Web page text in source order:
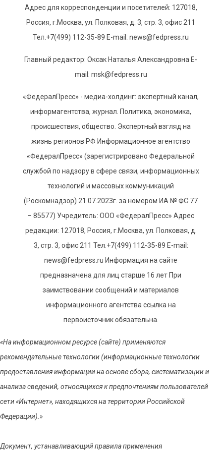
Адрес для корреспонденции и посетителей: 127018,
Россия, г.Москва, ул. Полковая, д. 3, стр. 3, офис 211
Тел.+7(499) 112-35-89 E-mail: news@fedpress.ru
Главный редактор: Оксак Наталья Александровна E-
mail: msk@fedpress.ru
«ФедералПресс» - медиа-холдинг: экспертный канал,
информагентства, журнал. Политика, экономика,
происшествия, общество. Экспертный взгляд на
жизнь регионов РФ Информационное агентство
«ФедералПресс» (зарегистрировано Федеральной
службой по надзору в сфере связи, информационных
технологий и массовых коммуникаций
(Роскомнадзор) 21.07.2023г. за номером ИА № ФС 77
– 85577) Учредитель: ООО «ФедералПресс» Адрес
редакции: 127018, Россия, г.Москва, ул. Полковая, д.
3, стр. 3, офис 211 Тел.+7(499) 112-35-89 E-mail:
news@fedpress.ru Информация на сайте
предназначена для лиц старше 16 лет При
заимствовании сообщений и материалов
информационного агентства ссылка на
первоисточник обязательна.
«На информационном ресурсе (сайте) применяются
рекомендательные технологии (информационные технологии
предоставления информации на основе сбора, систематизации и
анализа сведений, относящихся к предпочтениям пользователей
сети «Интернет», находящихся на территории Российской
Федерации).»
Документ, устанавливающий правила применения